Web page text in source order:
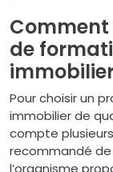
de
Pour choisir un
immobilier de
compte
recommandé
l’organisme